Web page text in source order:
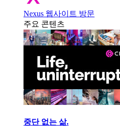
Nexus 웹사이트 방문
주요 콘텐츠
중단 없는 삶.